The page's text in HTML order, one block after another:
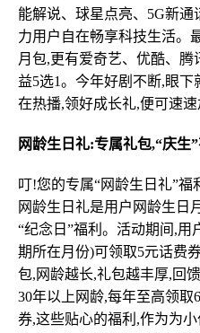
能解说、球星点亮、5G新
力用户自在畅享科技生活。
月包,更有爱奇艺、优酷、
益5选1。今年好剧不断,眼
在热播,领好成长礼,便可速速
网龄生日礼:专属礼包,“庆生”
叮!您的专属“网龄生日礼”福
网龄生日礼是用户网龄生日
“纪念日”福利。活动期间,用
期所在月份)可领取5元话费
包,网龄越长,礼包越丰厚,回
30年以上网龄,每年至高领取
券,这些贴心的福利,作为为